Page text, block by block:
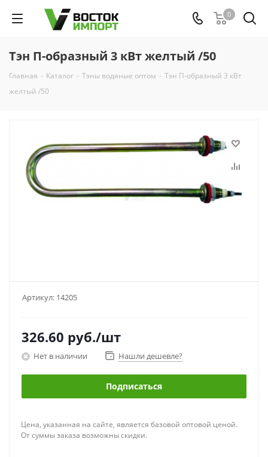
0
Тэн П-образный 3 кВт желтый /50
Главная - Каталог - Тэны водяные оптом - Тэн П-образный 3 кВт
желтый /50
Артикул: 14205
326.60 руб./шт
Нет в наличии Нашли дешевле?
Подписаться
Цена, указанная на сайте, является базовой оптовой ценой.
От суммы заказа возможны скидки.